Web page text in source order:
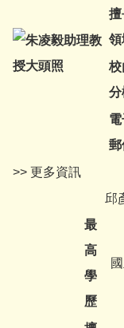
擅
領
校
分
郵
>> 更多資訊
邱
最
高
學
歷